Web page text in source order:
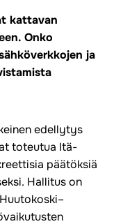
kattavan
Onko
ja
edellytys
toteutua Itä-
päätöksiä
Hallitus on